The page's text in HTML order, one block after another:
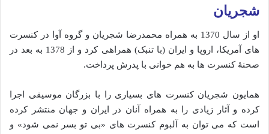
شجریان
او از سال 1370 به همراه محمدرضا شجریان و گروه آوا در کنسرت
های آمریکا، اروپا و ایران (با تنبک) همراهی کرد و از 1378 به بعد در
صحنهٔ کنسرت ها به هم خوانی با پدرش پرداخت.
همایون شجریان کنسرت های بسیاری را با بزرگان موسیقی اجرا
کرده و آثار زیادی را به همراه آنان در ایران و جهان منتشر کرده
است که می توان به آلبوم کنسرت های «بی تو بسر نمی شود» و